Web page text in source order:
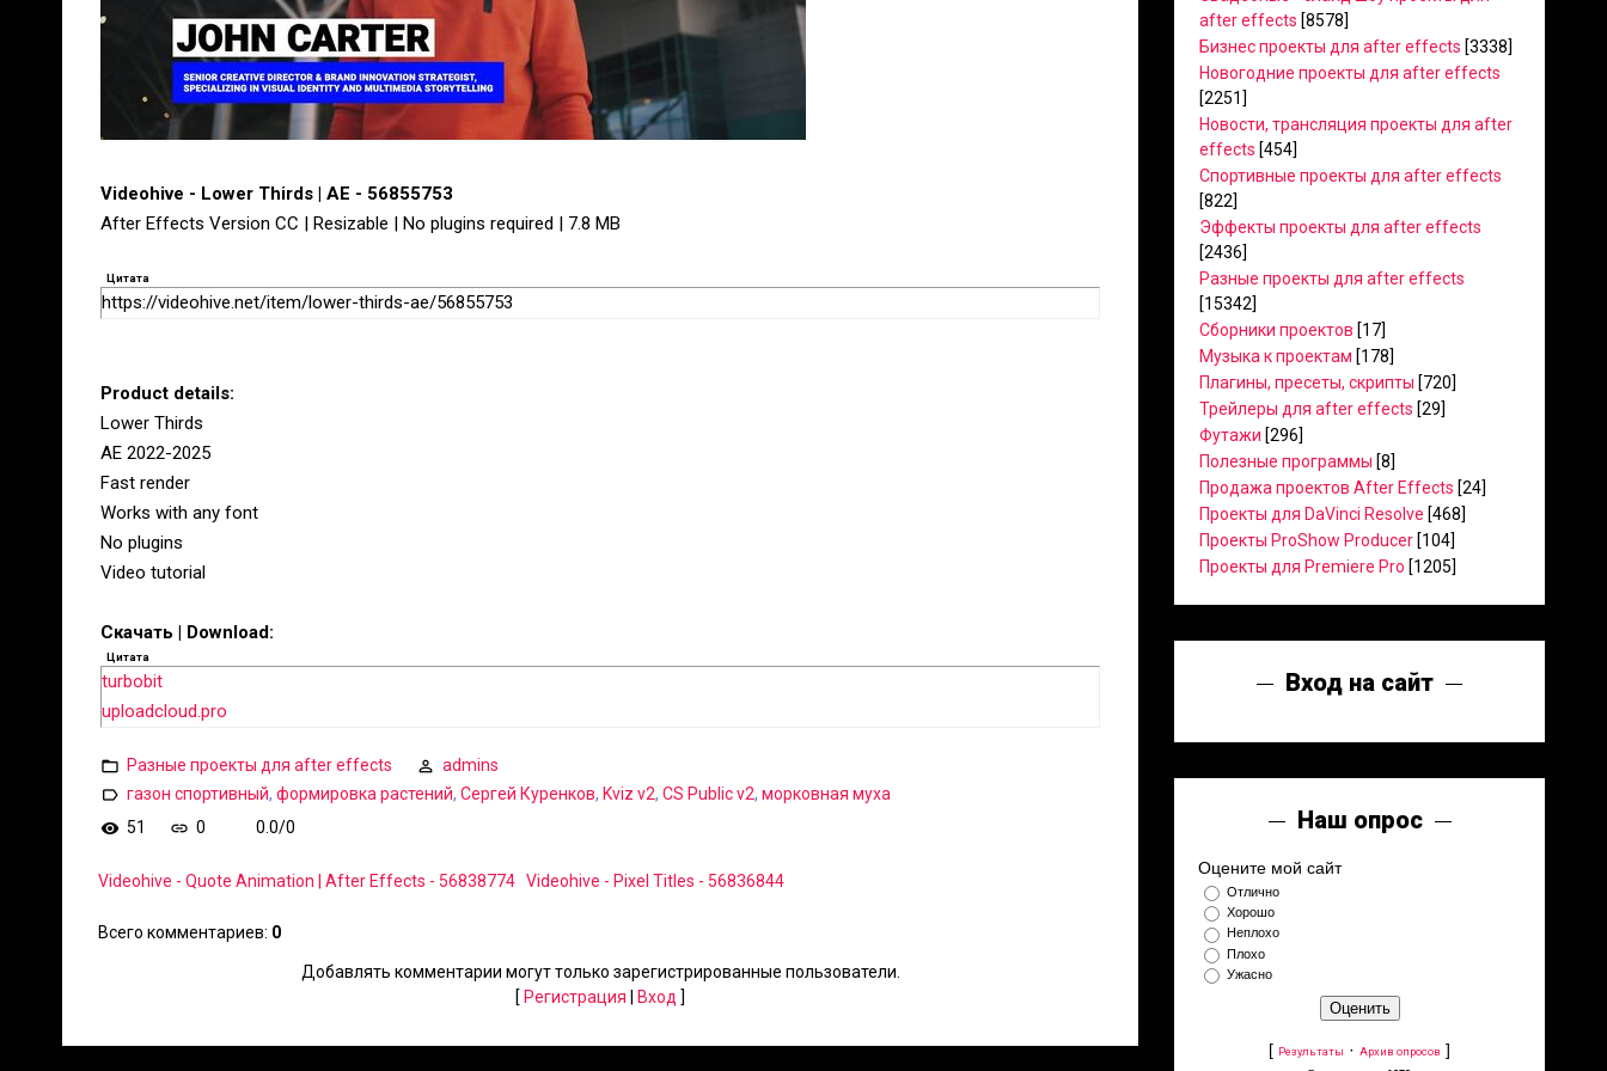
Videohive - Lower Thirds | AE - 56855753
After Effects Version CC | Resizable | No plugins required | 7.8 MB
Цитата
https://videohive.net/item/lower-thirds-ae/56855753
Product details:
Lower Thirds
AE 2022-2025
Fast render
Works with any font
No plugins
Video tutorial
Скачать | Download:
Цитата
turbobit
uploadcloud.pro
Разные проекты для after effects
admins
газон спортивный, формировка растений, Сергей Куренков, Kviz v2, CS Public v2, морковная муха
51
0 0.0/0
Videohive - Quote Animation | After Effects - 56838774 Videohive - Pixel Titles - 56836844
Всего комментариев: 0
Добавлять комментарии могут только зарегистрированные пользователи.
[ Регистрация Вход ]
after effects [8578]
Бизнес проекты для after effects [3338]
Новогодние проекты для after effects
[2251]
Новости, трансляция проекты для after
effects [454]
Спортивные проекты для after effects
[822]
Эффекты проекты для after effects
[2436]
Разные проекты для after effects
[15342]
Сборники проектов [17]
Музыка к проектам [178]
Плагины, пресеты, скрипты [720]
Трейлеры для after effects [29]
Футажи [296]
Полезные программы [8]
Продажа проектов After Effects [24]
Проекты для DaVinci Resolve [468]
Проекты ProShow Producer [104]
Проекты для Premiere Pro [1205]
Вход на сайт
Наш опрос
Оцените мой сайт
Отлично
Хорошо
Неплохо
Плохо
Ужасно
[ Результаты · Архив опросов ]